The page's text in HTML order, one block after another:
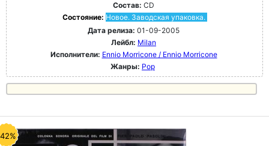
Состав: CD
Состояние: Новое. Заводская упаковка.
Дата релиза: 01-09-2005
Лейбл: Milan
Исполнители: Ennio Morricone / Ennio Morricone
Жанры: Pop